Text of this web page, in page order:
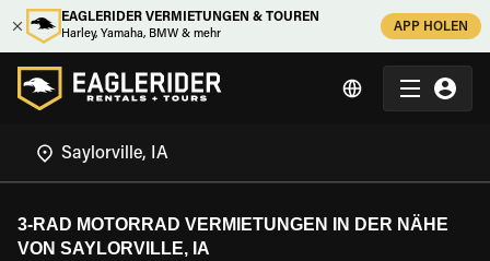
EAGLERIDER VERMIETUNGEN & TOUREN
Harley, Yamaha, BMW & mehr
APP HOLEN
3-RAD MOTORRAD VERMIETUNGEN IN DER NÄHE
VON SAYLORVILLE, IA